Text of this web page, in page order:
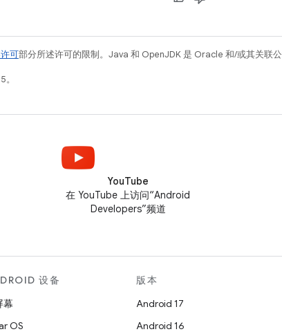
可部分所述许可的限制。Java 和 OpenJDK 是 Oracle 和/或其关联公
YouTube
在 YouTube 上访问“Android
Developers”频道
设备
幕
OS
版本
Android 17
Android 16